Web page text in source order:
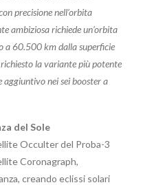
precisione nell’orbita
ambiziosa richiede un’orbita
a 60.500 km dalla superficie
la variante più potente
aggiuntivo nei sei booster a
del Sole
Occulter del Proba-3
Coronagraph,
creando eclissi solari